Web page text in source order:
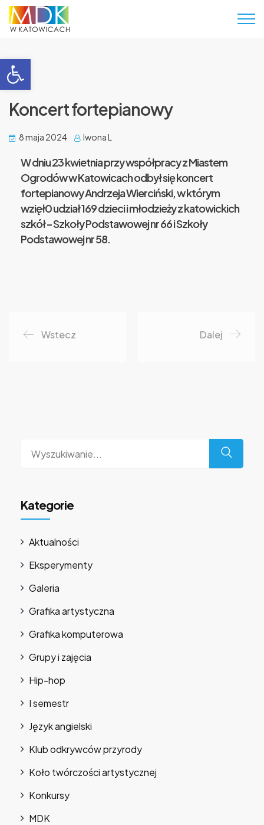
Otwórz pasek narzędzi
Koncert fortepianowy
8 maja 2024 Iwona L
W dniu 23 kwietnia przy współpracy z Miastem
Ogrodów w Katowicach odbył się koncert
fortepianowy Andrzeja Wierciński, w którym
wzięł0 udział 169 dzieci i młodzieży z katowickich
szkół – Szkoły Podstawowej nr 66 i Szkoły
Podstawowej nr 58.
Wstecz Dalej
Kategorie
Aktualności
Eksperymenty
Galeria
Grafika artystyczna
Grafika komputerowa
Grupy i zajęcia
Hip-hop
I semestr
Język angielski
Klub odkrywców przyrody
Koło twórczości artystycznej
Konkursy
MDK